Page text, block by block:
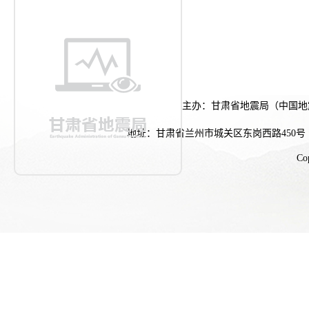
主办：甘肃省地震局（中国
地址：甘肃省兰州市城关区东岗西路450号